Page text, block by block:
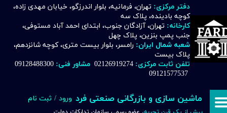
دفتر مرکزی: تهران، فرمانیه، بلوار اندرزگو، خیابان مهدی زاده،
کوچه بادینده، پلاک سه
کارخانه: تهران، آزادگان جنوب، ابتدای احمد آباد مستوفی،
جنب پمپ بنزین، پلاک چهل
شعبه شمال ایران: رامسر، بلوار بیست متری، کوچه شانزدهم،
پلاک بیست
تلفن ثابت مرکزی: 02126919274 مشاور فنی:
09121577537
ماشین سازی و بازرگانی صنعتی فرد ورود / ثبت نام
حساب کاربری من
تغییر گذر واژه
خروج از حساب کاربری